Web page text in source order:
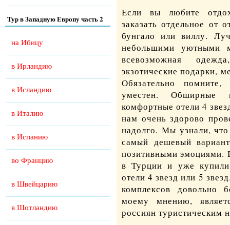
Тур в Западную Европу часть 2
на Ибицу
в Ирландию
в Исландию
в Италию
в Испанию
во Францию
в Швейцарию
в Шотландию
Если вы любите
заказать отдельное от
бунгало или виллу.
небольшими уютными
всевозможная
экзотические подарки,
Обязательно
уместен.
комфортные отели 4
нам очень здорово
надолго. Мы узнали,
самый дешевый
позитивными эмоциями.
в Турции и уже
отели 4 звезд или 5 звезд
комплексов довольно
моему мнению,
россиян туристическим